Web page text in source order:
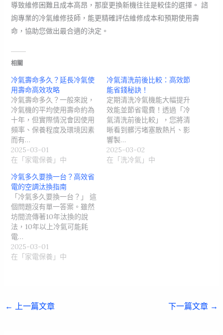
導致維修困難且成本高昂，那麼更換新機往往是較佳的選擇。 諮
詢專業的冷氣維修技師，能更精確評估維修成本和預期使用壽
命，協助您做出最合適的決定。
相關
冷氣壽命多久？延長冷氣使
用壽命高效攻略
冷氣壽命多久？一般來說，
冷氣機的平均使用壽命約為
十年，但實際情況會因使用
頻率、保養程度及環境因素
而有…
2025-03-01
在「家電保養」中
冷氣清洗前後比較：高效節
能省錢秘訣！
定期清洗冷氣機能大幅提升
效能並節省電費！透過「冷
氣清洗前後比較」，您將清
晰看到髒污堵塞散熱片、影
響製…
2025-03-02
在「洗冷氣」中
冷氣多久要換一台？高效省
電的空調汰換指南
「冷氣多久要換一台？」 這
個問題沒有單一答案。雖然
坊間流傳著10年汰換的說
法，10年以上冷氣可能耗
電…
2025-03-01
在「家電保養」中
← 上一篇文章 下一篇文章 →